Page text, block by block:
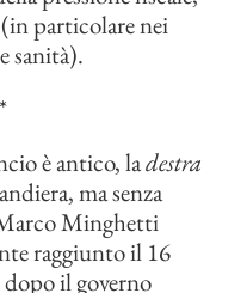
particolare nei
sanità).
è antico, ladestra
ma senza
Minghetti
raggiunto il 16
il governo